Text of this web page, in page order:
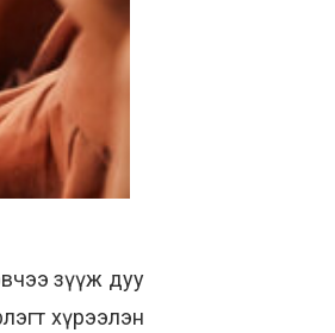
зүүж дуу
хүрээлэн